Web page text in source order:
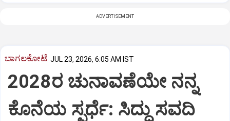
ADVERTISEMENT
ಬಾಗಲಕೋಟೆ JUL 23, 2026, 6:05 AM IST
2028ರ ಚುನಾವಣೆಯೇ ನನ್ನ
ಕೊನೆಯ ಸ್ಪರ್ಧೆ: ಸಿದ್ದು ಸವದಿ